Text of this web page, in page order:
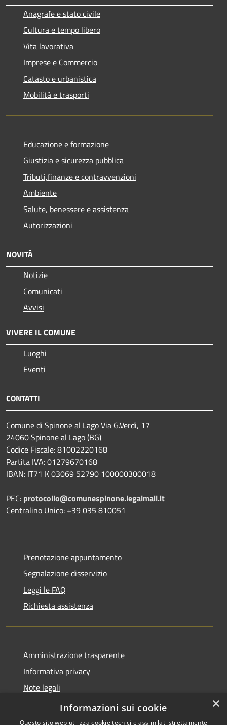
Anagrafe e stato civile
Cultura e tempo libero
Vita lavorativa
Imprese e Commercio
Catasto e urbanistica
Mobilità e trasporti
Educazione e formazione
Giustizia e sicurezza pubblica
Tributi,finanze e contravvenzioni
Ambiente
Salute, benessere e assistenza
Autorizzazioni
NOVITÀ
Notizie
Comunicati
Avvisi
VIVERE IL COMUNE
Luoghi
Eventi
CONTATTI
Comune di Spinone al Lago Via G.Verdi, 17
24060 Spinone al Lago (BG)
Codice Fiscale: 81002220168
Partita IVA: 01279670168
IBAN: IT71 K 03069 52790 100000300018
PEC: protocollo@comunespinone.legalmail.it
Centralino Unico: +39 035 810051
Prenotazione appuntamento
Segnalazione disservizio
Leggi le FAQ
Richiesta assistenza
Amministrazione trasparente
Informativa privacy
Note legali
Dichiarazione di accessibilità
×
Informazioni sui cookie
Questo sito web utilizza cookie tecnici e assimilati strettamente